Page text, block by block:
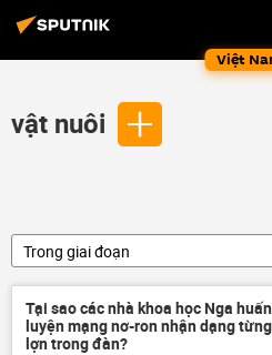
Việt
vật nuôi
Trong giai đoạn
Tại sao các nhà khoa học Nga huấn
luyện mạng nơ-ron nhận dạng
lợn trong đàn?